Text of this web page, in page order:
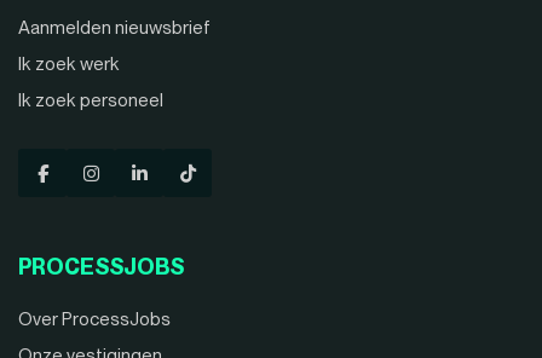
Aanmelden nieuwsbrief
Ik zoek werk
Ik zoek personeel
PROCESSJOBS
Over ProcessJobs